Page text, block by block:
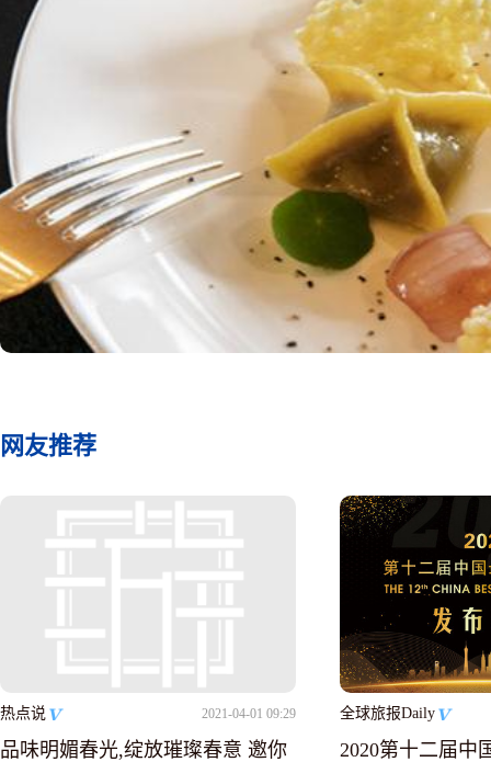
网友推荐
热点说 2021-04-01 09:29
品味明媚春光,绽放璀璨春意 邀你
全球旅报Daily
2020第十二届中